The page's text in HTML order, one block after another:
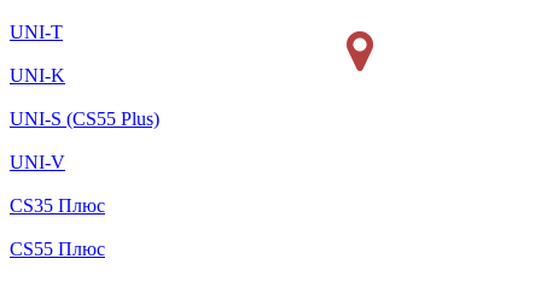
UNI-T
UNI-K
UNI-S (CS55 Plus)
UNI-V
CS35 Плюс
CS55 Плюс